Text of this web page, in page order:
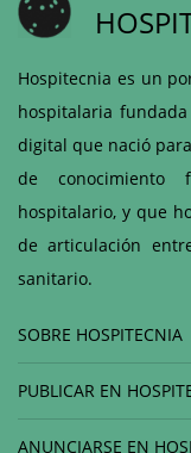
Hospitecnia es un
hospitalaria
digital que nació
de conocimiento
hospitalario, y que
de articulación
sanitario.
SOBRE HOSPITECNIA
PUBLICAR EN
ANUNCIARSE EN